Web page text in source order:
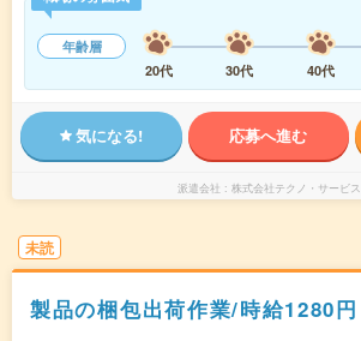
年齢層
20代
30代 40代
気になる! 応募へ進む
派遣会社 株式会社テクノ・サービス
未読
製品の梱包出荷作業/時給1280円